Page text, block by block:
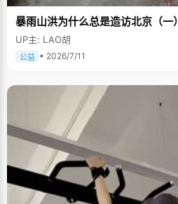
暴雨山洪为什么总是造访北京（一）
UP主: LAO胡
公益 • 2026/7/11